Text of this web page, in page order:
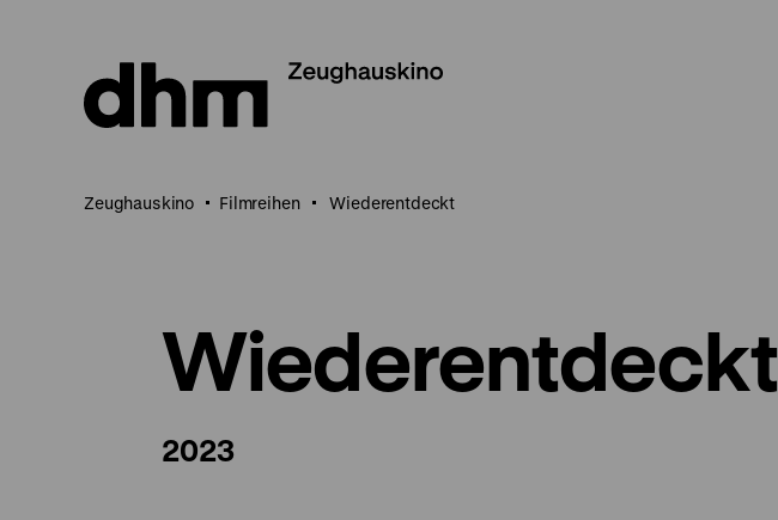
Seiteninhalt
springen
Zeughauskino Filmreihen Wiederentdeckt
Wiederentdeckt
2023